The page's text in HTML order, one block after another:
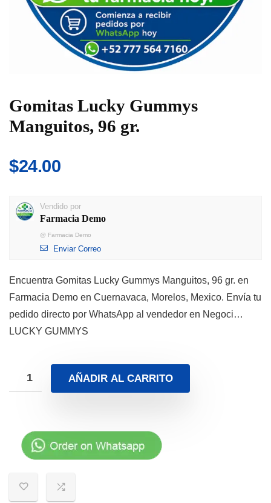
Gomitas Lucky Gummys
Manguitos, 96 gr.
$24.00
Vendido por
Farmacia Demo
@ Farmacia Demo
Enviar Correo
Encuentra Gomitas Lucky Gummys Manguitos, 96 gr. en
Farmacia Demo en Cuernavaca, Morelos, Mexico. Envía tu
pedido directo por WhatsApp al vendedor en Negoci…
LUCKY GUMMYS
AÑADIR AL CARRITO